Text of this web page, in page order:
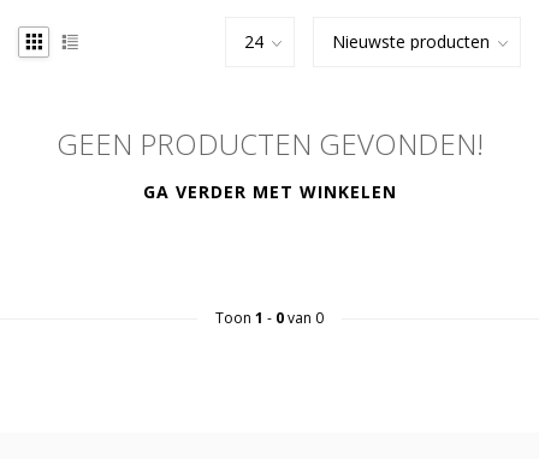
GEEN PRODUCTEN GEVONDEN!
GA VERDER MET WINKELEN
Toon 1 - 0van 0